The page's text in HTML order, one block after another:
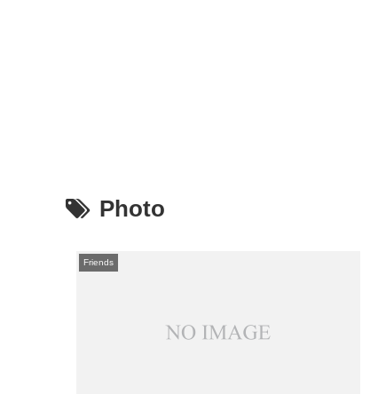
Photo
Friends